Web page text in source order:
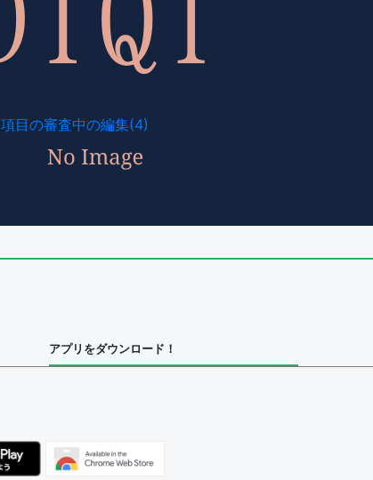
項目の審査中の編集(4)
アプリをダウンロード！